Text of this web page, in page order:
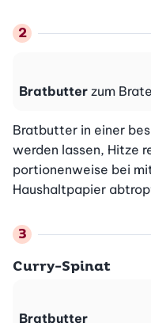
Bratbutter zum
Bratbutter in einer
werden lassen, Hitze
portionenweise bei
Haushaltpapier
Curry-Spinat
Bratbutter